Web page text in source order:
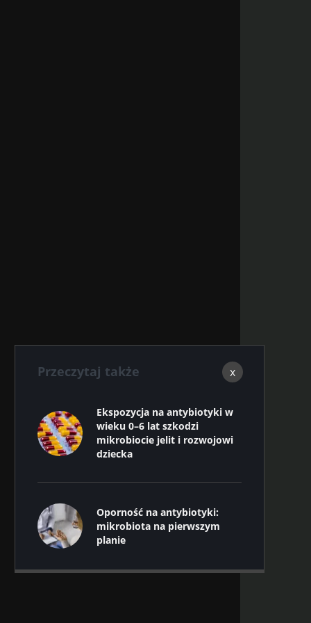
x
Przeczytaj także
Ekspozycja na antybiotyki w
wieku 0–6 lat szkodzi
mikrobiocie jelit i rozwojowi
dziecka
Oporność na antybiotyki:
mikrobiota na pierwszym
planie